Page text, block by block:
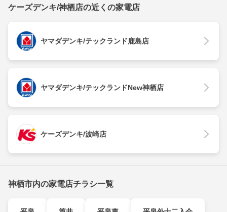
ケーズデンキ/神栖店の近くの家電店
ヤマダデンキ/テックランド鹿島店
ヤマダデンキ/テックランドNew神栖店
ケーズデンキ/波崎店
神栖市内の家電店チラシ一覧